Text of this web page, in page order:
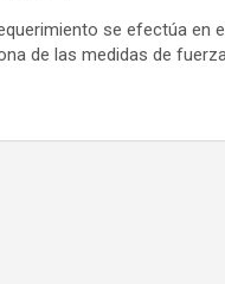
se efectúa en
de las medidas de